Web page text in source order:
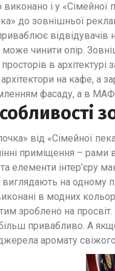
і у «Сімейної
до зовнішньої
чинити опір.
просторів в
на кафе, а
фасаду, а в
від «Сімейної
приміщення – рами
елементи інтер’єру
виглядають на одному
виконані в модних
зроблено на просвіт.
привабливо. А
аромату